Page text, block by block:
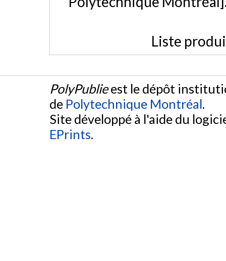
Liste
PolyPublieest le dépôt
de Polytechnique Montréal.
Site développé à l'aide du
EPrints.